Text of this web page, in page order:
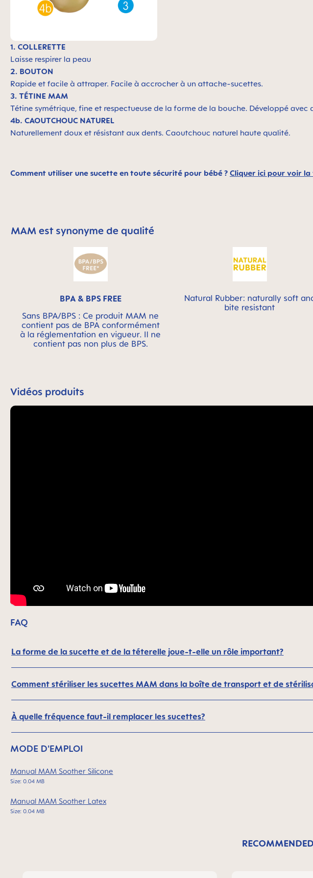
1. COLLERETTE
Laisse respirer la peau
2. BOUTON
Rapide et facile à attraper. Facile à accrocher à un attache-sucettes.
3. TÉTINE MAM
Tétine symétrique, fine et respectueuse de la forme de la bouche. Développé avec
4b. CAOUTCHOUC NATUREL
Naturellement doux et résistant aux dents. Caoutchouc naturel haute qualité.
Comment utiliser une sucette en toute sécurité pour bébé ? Cliquer ici pour voir la
Skip MAM Means Quality Icon Bar
MAM est synonyme de qualité
BPA & BPS FREE
Sans BPA/BPS : Ce produit MAM ne
contient pas de BPA conformément
à la réglementation en vigueur. Il ne
contient pas non plus de BPS.
Natural Rubber: naturally soft
bite resistant
Vidéos produits
FAQ
La forme de la sucette et de la téterelle joue-t-elle un rôle important?
Comment stériliser les sucettes MAM dans la boîte de transport et de
À quelle fréquence faut-il remplacer les sucettes?
MODE D'EMPLOI
Manual MAM Soother Silicone
Size: 0.04 MB
Manual MAM Soother Latex
Size: 0.04 MB